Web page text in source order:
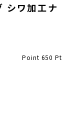
シワ加工ナ
Point 650 Pt